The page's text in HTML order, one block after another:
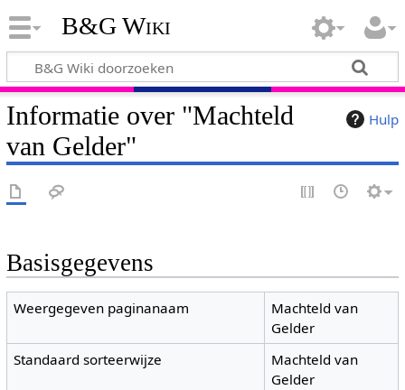
B&G Wiki
Hulp
Informatie over "Machteld
van Gelder"
Basisgegevens
Weergegeven paginanaam
Machteld van
Gelder
Standaard sorteerwijze
Machteld van
Gelder